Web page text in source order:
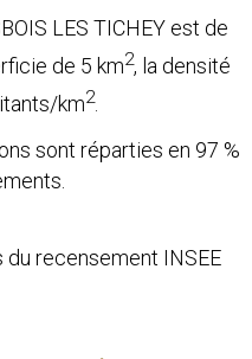
LES TICHEY est de
de 5 km2, la densité
km2.
sont réparties en 97 %
recensement INSEE